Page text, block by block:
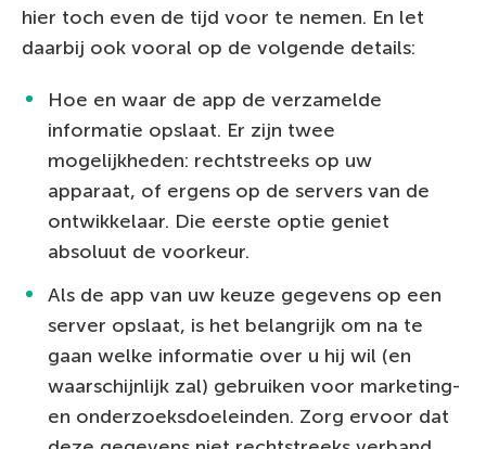
hier toch even de tijd voor te nemen. En let
daarbij ook vooral op de volgende details:
Hoe en waar de app de verzamelde
informatie opslaat. Er zijn twee
mogelijkheden: rechtstreeks op uw
apparaat, of ergens op de servers van de
ontwikkelaar. Die eerste optie geniet
absoluut de voorkeur.
Als de app van uw keuze gegevens op een
server opslaat, is het belangrijk om na te
gaan welke informatie over u hij wil (en
waarschijnlijk zal) gebruiken voor marketing-
en onderzoeksdoeleinden. Zorg ervoor dat